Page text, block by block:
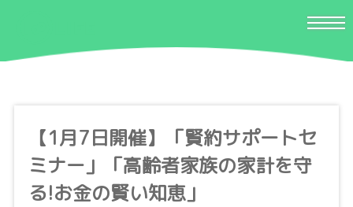
【1月7日開催】「賢約サポートセ
ミナー」「高齢者家族の家計を守
る!お金の賢い知恵」